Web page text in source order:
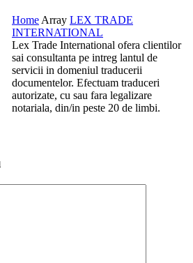
Home Array LEX TRADE
INTERNATIONAL
Lex Trade International ofera clientilor
sai consultanta pe intreg lantul de
servicii in domeniul traducerii
documentelor. Efectuam traduceri
autorizate, cu sau fara legalizare
notariala, din/in peste 20 de limbi.